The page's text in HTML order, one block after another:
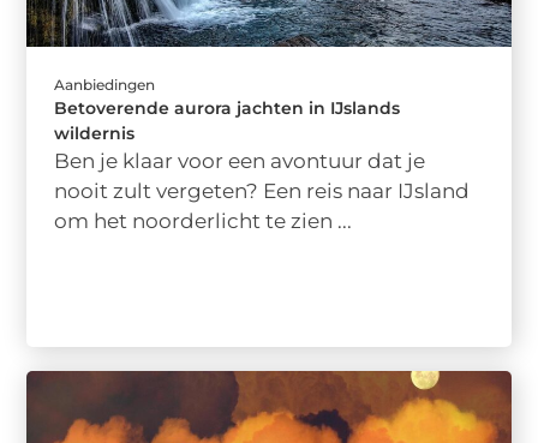
Aanbiedingen
Betoverende aurora jachten in IJslands
wildernis
Ben je klaar voor een avontuur dat je
nooit zult vergeten? Een reis naar IJsland
om het noorderlicht te zien ...